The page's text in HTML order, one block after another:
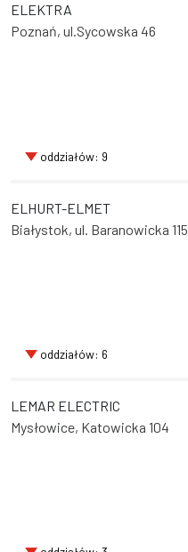
ELEKTRA
Poznań, ul.Sycowska 46
oddziałów: 9
ELHURT-ELMET
Białystok, ul. Baranowicka 115
oddziałów: 6
LEMAR ELECTRIC
Mysłowice, Katowicka 104